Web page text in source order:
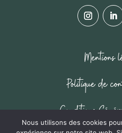
Mentions
Politique de
Conditions
Nous utilisons des cookies